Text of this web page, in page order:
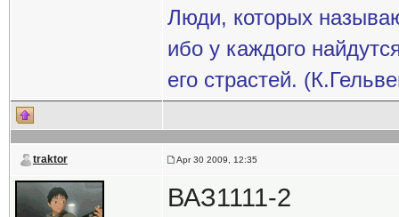
Люди, которых
ибо у каждого
его страстей.
traktor Apr 30 2009, 12:35
ВАЗ1111-2